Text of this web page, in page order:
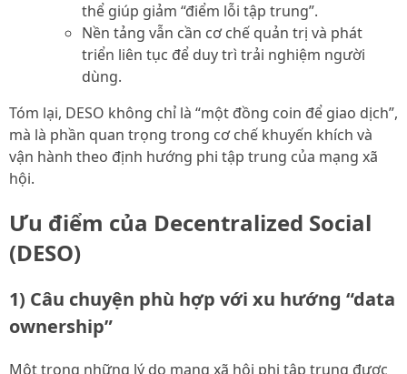
thể giúp giảm “điểm lỗi tập trung”.
Nền tảng vẫn cần cơ chế quản trị và phát
triển liên tục để duy trì trải nghiệm người
dùng.
Tóm lại, DESO không chỉ là “một đồng coin để giao dịch”,
mà là phần quan trọng trong cơ chế khuyến khích và
vận hành theo định hướng phi tập trung của mạng xã
hội.
Ưu điểm của Decentralized Social
(DESO)
1) Câu chuyện phù hợp với xu hướng “data
ownership”
Một trong những lý do mạng xã hội phi tập trung được